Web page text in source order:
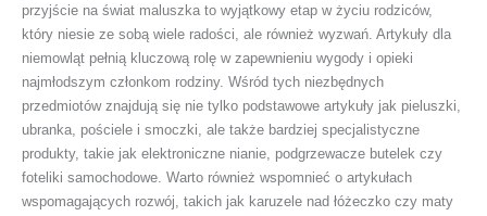
przyjście na świat maluszka to wyjątkowy etap w życiu rodziców,
który niesie ze sobą wiele radości, ale również wyzwań. Artykuły dla
niemowląt pełnią kluczową rolę w zapewnieniu wygody i opieki
najmłodszym członkom rodziny. Wśród tych niezbędnych
przedmiotów znajdują się nie tylko podstawowe artykuły jak pieluszki,
ubranka, pościele i smoczki, ale także bardziej specjalistyczne
produkty, takie jak elektroniczne nianie, podgrzewacze butelek czy
foteliki samochodowe. Warto również wspomnieć o artykułach
wspomagających rozwój, takich jak karuzele nad łóżeczko czy maty